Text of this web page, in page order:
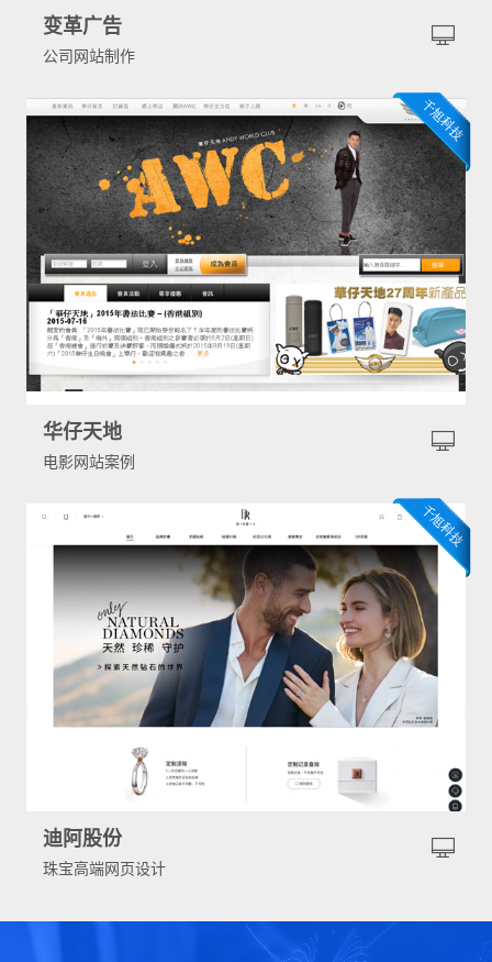
变革广告
公司网站制作
华仔天地
电影网站案例
迪阿股份
珠宝高端网页设计